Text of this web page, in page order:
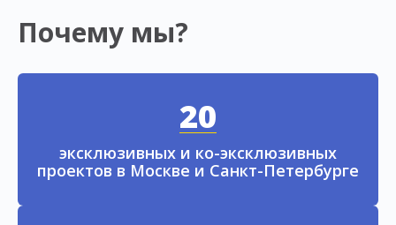
Почему мы?
20
эксклюзивных и ко-эксклюзивных
проектов в Москве и Санкт-Петербурге